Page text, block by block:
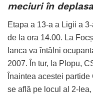
meciuri în
Etapa a 13-a a Ligii a
de la ora 14.00. La
Ianca va întâlni
2007. În tur, la Plopu,
Înaintea acestei
se află pe locul al 2-